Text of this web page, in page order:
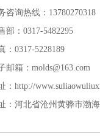
咨询热线：13780270318
部：0317-5482295
：0317-5228189
邮箱：molds@163.com
：http://
：河北省沧州黄骅市渤